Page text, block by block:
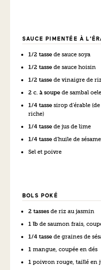
SAUCE PIMENTÉE À
1/2 tasse de sauce soya
1/2 tasse de sauce hoisin
1/2 tasse de vinaigre de
2 c. à soupe de sambal
1/4 tasse sirop d’érable
riche)
1/4 tasse de jus de lime
1/4 tasse d’huile de
Sel et poivre
BOLS POKÉ
2 tasses de riz au jasmin
1 lb de saumon frais,
1/4 tasse de graines de
1 mangue, coupée en dés
1 poivron rouge, taillé en